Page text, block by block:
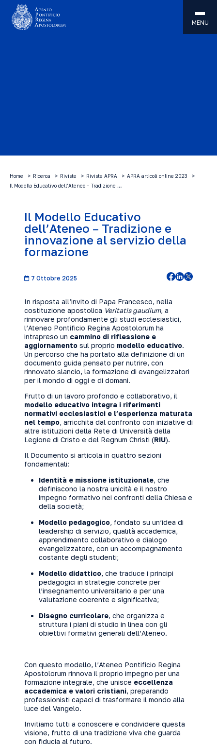
MENU
Home Ricerca Riviste Riviste APRA
APRA articoli online 2023
Il Modello Educativo dell’Ateneo – Tradizione …
Il Modello Educativo
dell’Ateneo – Tradizione e
innovazione al servizio della
formazione
7 Ottobre 2025
In risposta all’invito di Papa Francesco, nella
costituzione apostolica Veritatis gaudium, a
rinnovare profondamente gli studi ecclesiastici,
l’Ateneo Pontificio Regina Apostolorum ha
intrapreso un cammino di riflessione e
aggiornamento sul proprio modello educativo.
Un percorso che ha portato alla definizione di un
documento guida pensato per nutrire, con
rinnovato slancio, la formazione di evangelizzatori
per il mondo di oggi e di domani.
Frutto di un lavoro profondo e collaborativo, il
modello educativo integra i riferimenti
normativi ecclesiastici e l’esperienza maturata
nel tempo, arricchita dal confronto con iniziative di
altre istituzioni della Rete di Università della
Legione di Cristo e del Regnum Christi (RIU).
Il Documento si articola in quattro sezioni
fondamentali:
Identità e missione istituzionale, che
definiscono la nostra unicità e il nostro
impegno formativo nei confronti della Chiesa e
della società;
Modello pedagogico, fondato su un’idea di
leadership di servizio, qualità accademica,
apprendimento collaborativo e dialogo
evangelizzatore, con un accompagnamento
costante degli studenti;
Modello didattico, che traduce i principi
pedagogici in strategie concrete per
l’insegnamento universitario e per una
valutazione coerente e significativa;
Disegno curricolare, che organizza e
struttura i piani di studio in linea con gli
obiettivi formativi generali dell’Ateneo.
Con questo modello, l’Ateneo Pontificio Regina
Apostolorum rinnova il proprio impegno per una
formazione integrale, che unisce eccellenza
accademica e valori cristiani, preparando
professionisti capaci di trasformare il mondo alla
luce del Vangelo.
Invitiamo tutti a conoscere e condividere questa
visione, frutto di una tradizione viva che guarda
con fiducia al futuro.